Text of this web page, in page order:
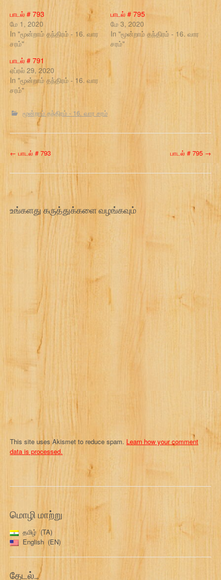
பாடல் # 793
மே 1, 2020
In "மூன்றாம் தந்திரம் - 16. வார
சரம்"
பாடல் # 795
மே 3, 2020
In "மூன்றாம் தந்திரம் - 16. வார
சரம்"
பாடல் # 791
ஏப்ரல் 29, 2020
In "மூன்றாம் தந்திரம் - 16. வார
சரம்"
மூன்றாம் தந்திரம் - 16. வார சரம்
P
o
s
t
o
n
← பாடல் # 793 பாடல் # 795 →
உங்களது கருத்துக்களை வழங்கவும்
This site uses Akismet to reduce spam. Learn how your comment
data is processed.
மொழி மாற்று
தமிழ்
TA
English
EN
தேடல்…